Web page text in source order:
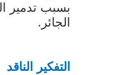
بسبب تدمير
الجائر.
التفكير الناقد